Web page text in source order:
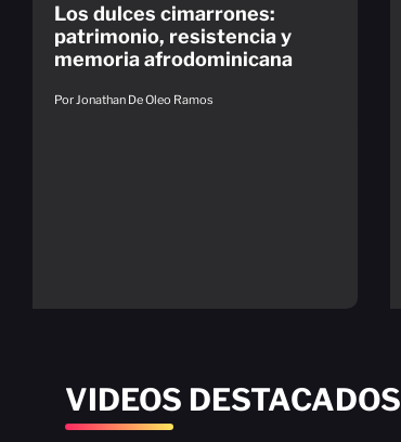
Los dulces cimarrones:
patrimonio, resistencia y
memoria afrodominicana
Por Jonathan De Oleo Ramos
VIDEOS DESTACADOS